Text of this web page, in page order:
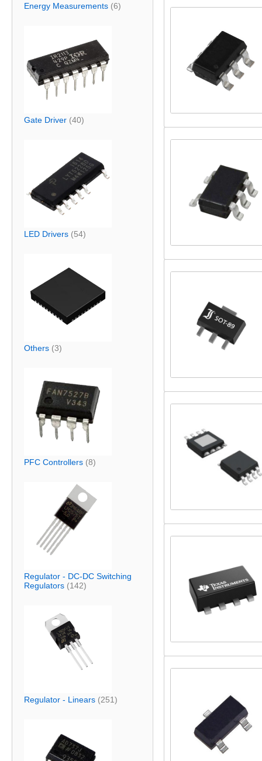
Energy Measurements (6)
Gate Driver (40)
LED Drivers (54)
Others (3)
PFC Controllers (8)
Regulator - DC-DC Switching
Regulators (142)
Regulator - Linears (251)